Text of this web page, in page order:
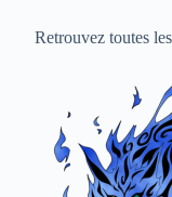
Retrouvez toutes